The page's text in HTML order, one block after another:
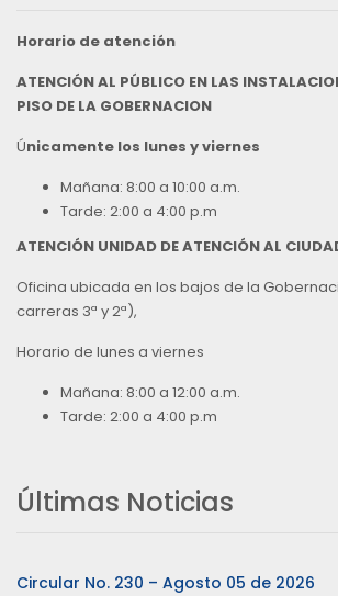
Horario de atención
ATENCIÓN AL PÚBLICO EN LAS
PISO DE LA GOBERNACION
Únicamente los lunes y viernes
Mañana: 8:00 a 10:00 a.m.
Tarde: 2:00 a 4:00 p.m
ATENCIÓN UNIDAD DE ATENCIÓN AL
Oficina ubicada en los bajos de la
carreras 3ª y 2ª),
Horario de lunes a viernes
Mañana: 8:00 a 12:00 a.m.
Tarde: 2:00 a 4:00 p.m
Últimas Noticias
Circular No. 230 – Agosto 05 de 2026